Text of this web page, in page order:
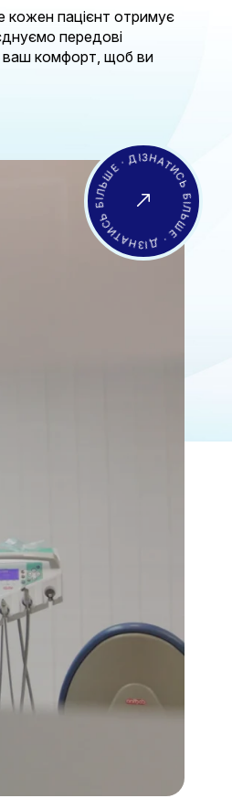
кожен пацієнт отримує
передові
ваш комфорт, щоб ви
ДІЗНАТИСЬ БІЛЬШЕ · ДІЗНАТИСЬ БІЛЬШЕ ·